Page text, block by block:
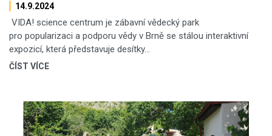
14.9.2024
VIDA! science centrum je zábavní vědecký park
pro popularizaci a podporu vědy v Brně se stálou interaktivní
expozicí, která představuje desítky…
ČÍST VÍCE